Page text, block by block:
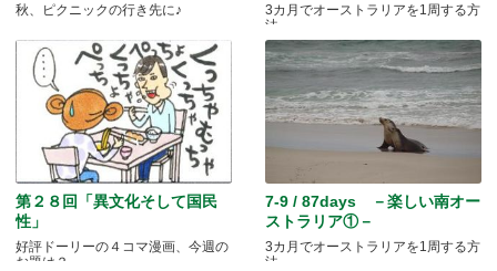
秋、ピクニックの行き先に♪
3カ月でオーストラリアを1周する方
法
第２８回「異文化そして国民
性」
好評ドーリーの４コマ漫画、今週の
お題は？
7-9 / 87days －楽しい南オー
ストラリア①－
3カ月でオーストラリアを1周する方
法